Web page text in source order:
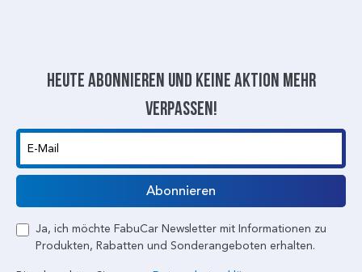
Heute abonnieren und keine aktion mehr
verpassen!
E-Mail
Abonnieren
Ja, ich möchte FabuCar Newsletter mit Informationen zu
Produkten, Rabatten und Sonderangeboten erhalten.